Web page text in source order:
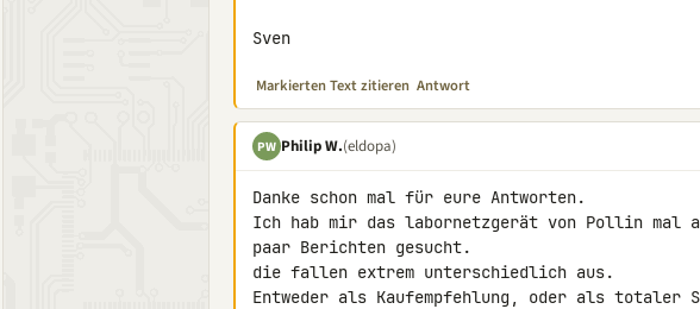
Sven
Markierten Text zitieren Antwort
PW Philip W.(eldopa)
Danke schon mal für eure Antworten.
Ich hab mir das labornetzgerät von Pollin mal
paar Berichten gesucht.
die fallen extrem unterschiedlich aus.
Entweder als Kaufempfehlung, oder als totaler